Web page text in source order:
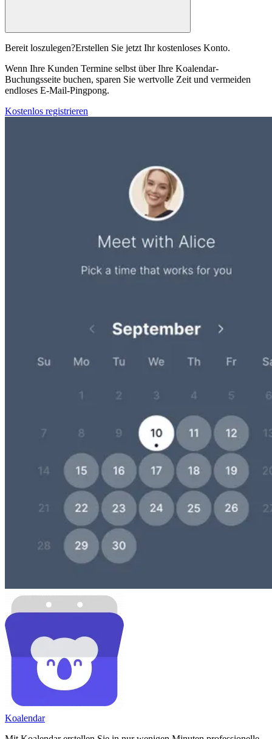
Bereit loszulegen?Erstellen Sie jetzt Ihr kostenloses Konto.
Wenn Ihre Kunden Termine selbst über Ihre Koalendar-
Buchungsseite buchen, sparen Sie wertvolle Zeit und vermeiden
endloses E-Mail-Pingpong.
Kostenlos registrieren
Koalendar